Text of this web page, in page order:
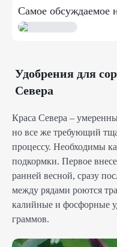
Самое обсуждаемое
Удобрения для
Севера
Краса Севера –
но все же требующий
процессу. Необходимы
подкормки. Первое
ранней весной, сразу
между рядами роются
калийные и фосфорные
граммов.